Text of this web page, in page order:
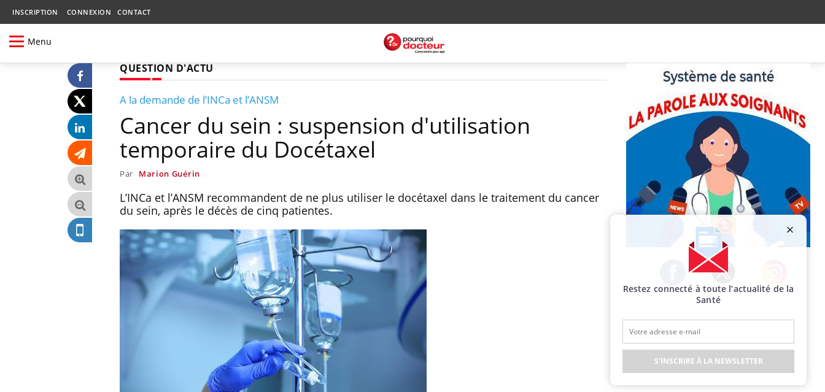
INSCRIPTION CONNEXION CONTACT
Menu
QUESTION D'ACTU
A la demande de l’INCa et l’ANSM
Cancer du sein : suspension d'utilisation
temporaire du Docétaxel
Par Marion Guérin
L’INCa et l’ANSM recommandent de ne plus utiliser le docétaxel dans le traitement du cancer
du sein, après le décès de cinq patientes.
Facebook Twitter Instagram
Restez connecté à toute l’actualité de la
Santé
S'INSCRIRE À LA NEWSLETTER